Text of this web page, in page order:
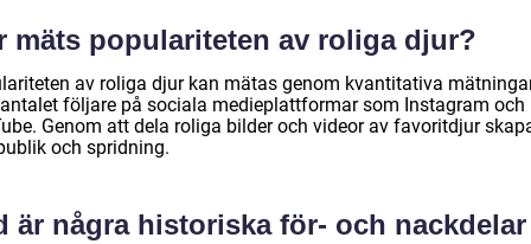
mäts populariteten av roliga djur?
av roliga djur kan mätas genom kvantitativa
följare på sociala medieplattformar som Instagram och
Genom att dela roliga bilder och videor av favoritdjur
och spridning.
är några historiska för- och nackdelar